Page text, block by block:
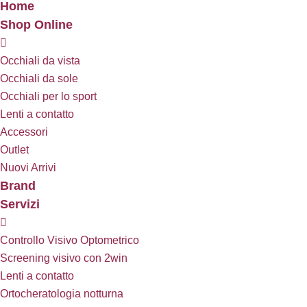
Home
Shop Online
Occhiali da vista
Occhiali da sole
Occhiali per lo sport
Lenti a contatto
Accessori
Outlet
Nuovi Arrivi
Brand
Servizi
Controllo Visivo Optometrico
Screening visivo con 2win
Lenti a contatto
Ortocheratologia notturna